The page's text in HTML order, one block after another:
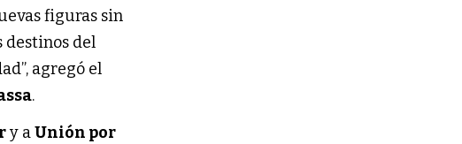
figuras sin
destinos del
agregó el
.
y aUnión por